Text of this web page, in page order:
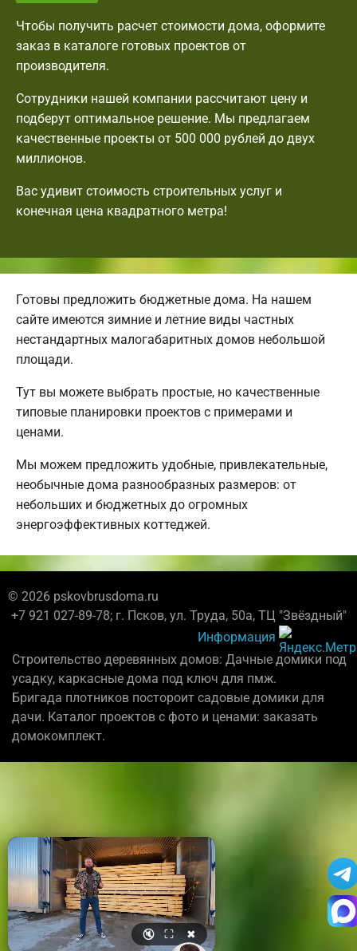
Чтобы получить расчет стоимости дома, оформите
заказ в каталоге готовых проектов от
производителя.
Сотрудники нашей компании рассчитают цену и
подберут оптимальное решение. Мы предлагаем
качественные проекты от 500 000 рублей до двух
миллионов.
Вас удивит стоимость строительных услуг и
конечная цена квадратного метра!
Готовы предложить бюджетные дома. На нашем
сайте имеются зимние и летние виды частных
нестандартных малогабаритных домов небольшой
площади.
Тут вы можете выбрать простые, но качественные
типовые планировки проектов с примерами и
ценами.
Мы можем предложить удобные, привлекательные,
необычные дома разнообразных размеров: от
небольших и бюджетных до огромных
энергоэффективных коттеджей.
© 2026 pskovbrusdoma.ru
+7 921 027-89-78; г. Псков, ул. Труда, 50а, ТЦ "Звёздный"
Информация
Строительство деревянных домов: Дачные домики под
усадку, каркасные дома под ключ для пмж.
Бригада плотников постороит садовые домики для
дачи. Каталог проектов с фото и ценами: заказать
домокомплект.
🔇 ⛶ ✖